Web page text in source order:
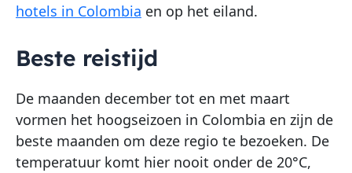
hotels in Colombia en op het eiland.
Beste reistijd
De maanden december tot en met maart
vormen het hoogseizoen in Colombia en zijn de
beste maanden om deze regio te bezoeken. De
temperatuur komt hier nooit onder de 20°C,